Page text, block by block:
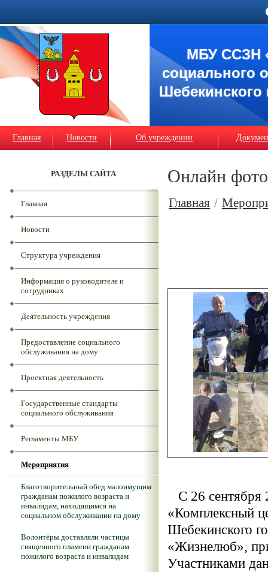
МБУ ССЗН
социального
Шебекинского
Главная Новости Об учреждении
РАЗДЕЛЫ САЙТА
Главная
Новости
Структура учреждения
Информация о руководителе и
сотрудниках
Деятельность учреждения
Предоставление социального
обслуживания на дому
Проектная деятельность
Государственные стандарты
социального обслуживания
Регламенты МБУ
Мероприятия
Благотворительный обед малоимущим
гражданам пожилого возраста и
инвалидам, находящимся на
социальном обслуживании на дому
Волонтёры доставляли частицы
священного пламени гражданам
пожилого возраста и инвалидам
Онлайн
Главная /
С 26 сентября
«Комплексный
Шебекинского
«Жизнелюб»,
Участниками